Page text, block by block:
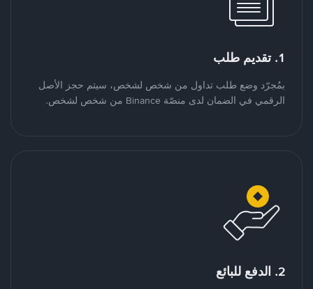
1. تقديم طلب
بمُجرّد وضع طلب تداول من شخص لشخص، سيتم حجز الأصل
الرقمي في الضمان لدى منصّة Binance من شخص لشخص.
2. الدفع للبائع